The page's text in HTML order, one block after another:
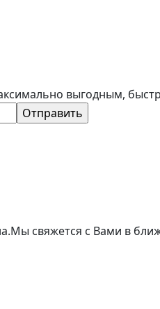
выгодным,
Мы свяжется с Вами в